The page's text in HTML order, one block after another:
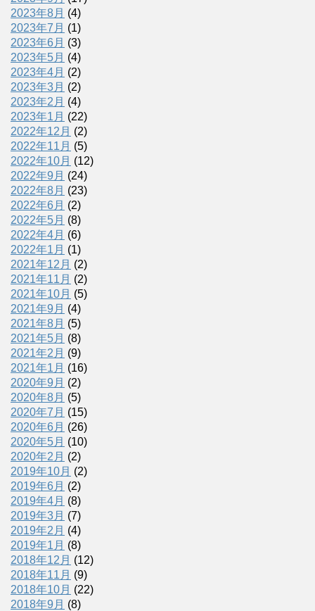
2023年8月 (4)
2023年7月 (1)
2023年6月 (3)
2023年5月 (4)
2023年4月 (2)
2023年3月 (2)
2023年2月 (4)
2023年1月 (22)
2022年12月 (2)
2022年11月 (5)
2022年10月 (12)
2022年9月 (24)
2022年8月 (23)
2022年6月 (2)
2022年5月 (8)
2022年4月 (6)
2022年1月 (1)
2021年12月 (2)
2021年11月 (2)
2021年10月 (5)
2021年9月 (4)
2021年8月 (5)
2021年5月 (8)
2021年2月 (9)
2021年1月 (16)
2020年9月 (2)
2020年8月 (5)
2020年7月 (15)
2020年6月 (26)
2020年5月 (10)
2020年2月 (2)
2019年10月 (2)
2019年6月 (2)
2019年4月 (8)
2019年3月 (7)
2019年2月 (4)
2019年1月 (8)
2018年12月 (12)
2018年11月 (9)
2018年10月 (22)
2018年9月 (8)